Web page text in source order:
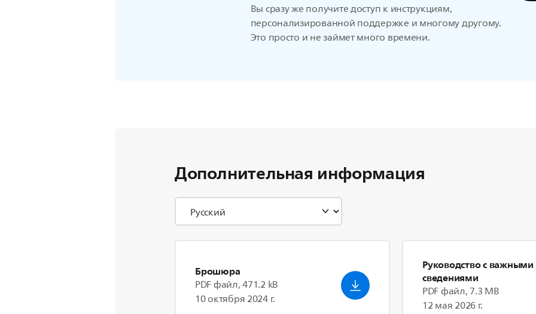
Вы сразу же получите доступ к инструкциям,
персонализированной поддержке и многому другому.
Это просто и не займет много времени.
Дополнительная информация
Брошюра
PDF файл, 471.2 kB
10 октября 2024 г.
Руководство с важными
сведениями
PDF файл, 7.3 MB
12 мая 2026 г.